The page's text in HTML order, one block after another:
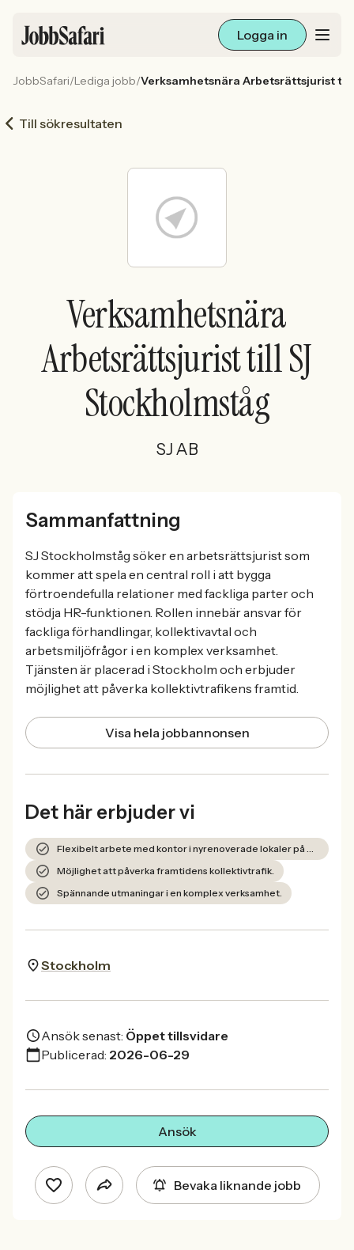
Logga in
Arbetsliv och karriär
För arbetsgivare
Sök med AI
Ny här? Skapa konto
JobbSafari/Lediga jobb/Verksamhetsnära Arbetsrättsjurist till
Till sökresultaten
Verksamhetsnära
Arbetsrättsjurist till SJ
Stockholmståg
SJ AB
Sammanfattning
SJ Stockholmståg söker en arbetsrättsjurist som
kommer att spela en central roll i att bygga
förtroendefulla relationer med fackliga parter och
stödja HR-funktionen. Rollen innebär ansvar för
fackliga förhandlingar, kollektivavtal och
arbetsmiljöfrågor i en komplex verksamhet.
Tjänsten är placerad i Stockholm och erbjuder
möjlighet att påverka kollektivtrafikens framtid.
Visa hela jobbannonsen
Det här erbjuder vi
Flexibelt arbete med kontor i nyrenoverade lokaler på Stockholm Central.
Möjlighet att påverka framtidens kollektivtrafik.
Spännande utmaningar i en komplex verksamhet.
Stockholm
Ansök senast: Öppet tillsvidare
Publicerad: 2026-06-29
Ansök
Bevaka liknande jobb